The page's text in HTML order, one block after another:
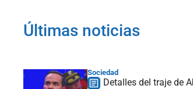
Últimas noticias
Sociedad
Detalles del traje de